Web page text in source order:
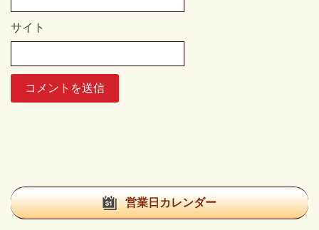
サイト
営業日カレンダー